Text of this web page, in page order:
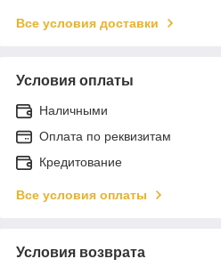
Все условия доставки
Условия оплаты
Наличными
Оплата по реквизитам
Кредитование
Все условия оплаты
Условия возврата